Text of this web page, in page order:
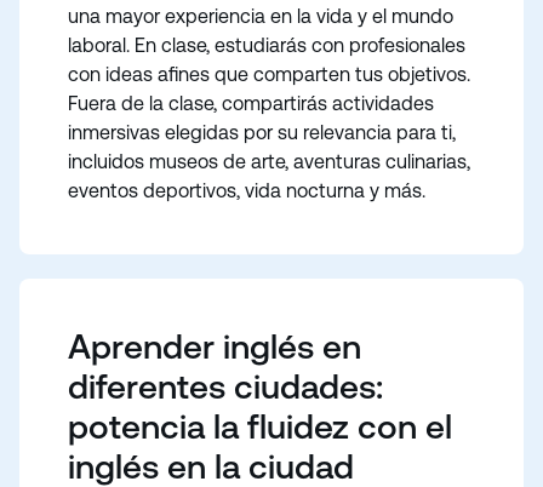
una mayor experiencia en la vida y el mundo
laboral. En clase, estudiarás con profesionales
con ideas afines que comparten tus objetivos.
Fuera de la clase, compartirás actividades
inmersivas elegidas por su relevancia para ti,
incluidos museos de arte, aventuras culinarias,
eventos deportivos, vida nocturna y más.
Aprender inglés en
diferentes ciudades:
potencia la fluidez con el
inglés en la ciudad